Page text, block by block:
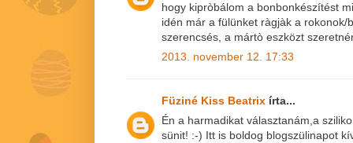
hogy kipròbálom a bonbonkészítést
idén már a fülünket ràgjàk a
szerencsés, a mártò eszközt
2013. november 12. 17:33
Füziné Kiss Beatrix írta...
Én a harmadikat választanám,a
sünit! :-) Itt is boldog blogszülinapot